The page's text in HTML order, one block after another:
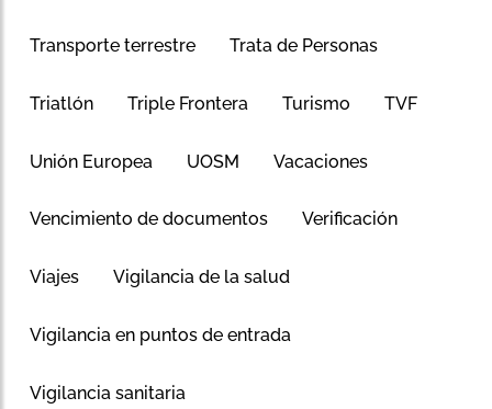
Transporte terrestre Trata de Personas
Triatlón Triple Frontera Turismo TVF
Unión Europea UOSM Vacaciones
Vencimiento de documentos Verificación
Viajes Vigilancia de la salud
Vigilancia en puntos de entrada
Vigilancia sanitaria